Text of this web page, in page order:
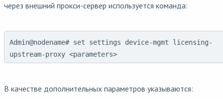
через внешний прокси-сервер используется команда:
Admin@nodename# set settings device-mgmt licensing-
upstream-proxy <parameters>
В качестве дополнительных параметров указываются: